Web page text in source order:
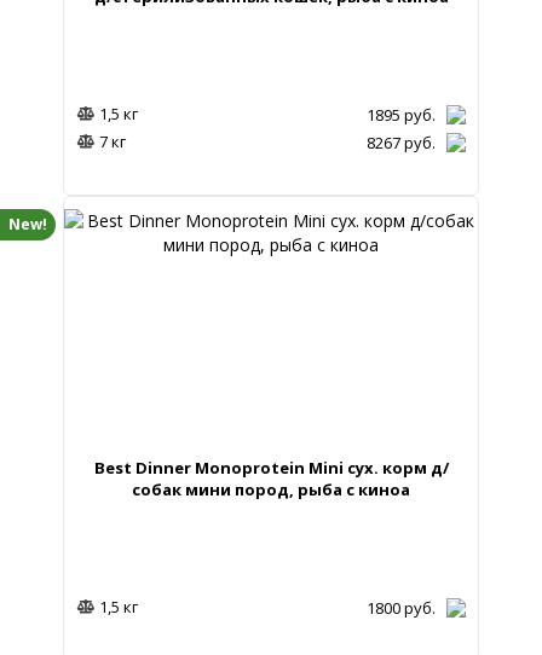
1,5 кг 1895 руб.
7 кг
8267руб.
New!
Best Dinner Monoprotein Mini сух. корм д/
собак мини пород, рыба с киноа
1,5 кг 1800руб.